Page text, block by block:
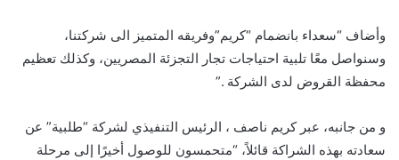
وأضاف “سعداء بانضمام “كريم”وفريقه المتميز الى شركتنا،
وسنواصل معًا تلبية احتياجات تجار التجزئة المصريين، وكذلك تعظيم
محفظة القروض لدى الشركة .”
و من جانبه، عبر كريم ناصف ، الرئيس التنفيذي لشركة “طلبية” عن
سعادته بهذه الشراكة قائلاً، “متحمسون للوصول أخيرًا إلى مرحلة